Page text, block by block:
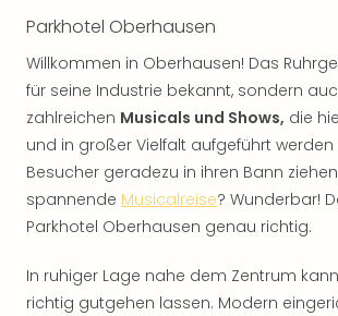
Parkhotel Oberhausen
Willkommen in Oberhausen! Das
für seine Industrie bekannt, sondern
zahlreichen Musicals und Shows, die
und in großer Vielfalt aufgeführt werden
Besucher geradezu in ihren Bann
spannende Musicalreise? Wunderbar!
Parkhotel Oberhausen genau richtig.
In ruhiger Lage nahe dem Zentrum
richtig gutgehen lassen. Modern